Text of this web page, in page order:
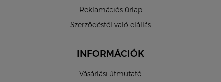
Reklamációs űrlap
Szerződéstől való elállás
INFORMÁCIÓK
Vásárlási útmutató